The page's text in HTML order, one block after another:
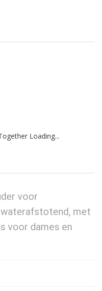
Loading...
voor
met
voor dames en